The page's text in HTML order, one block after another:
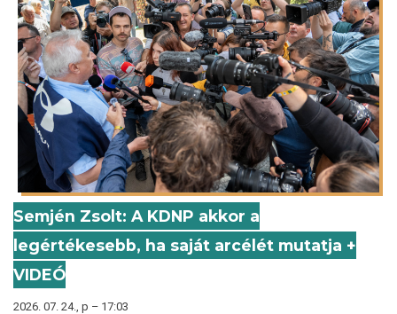
Semjén Zsolt: A KDNP akkor a
legértékesebb, ha saját arcélét mutatja +
VIDEÓ
2026. 07. 24., p – 17:03